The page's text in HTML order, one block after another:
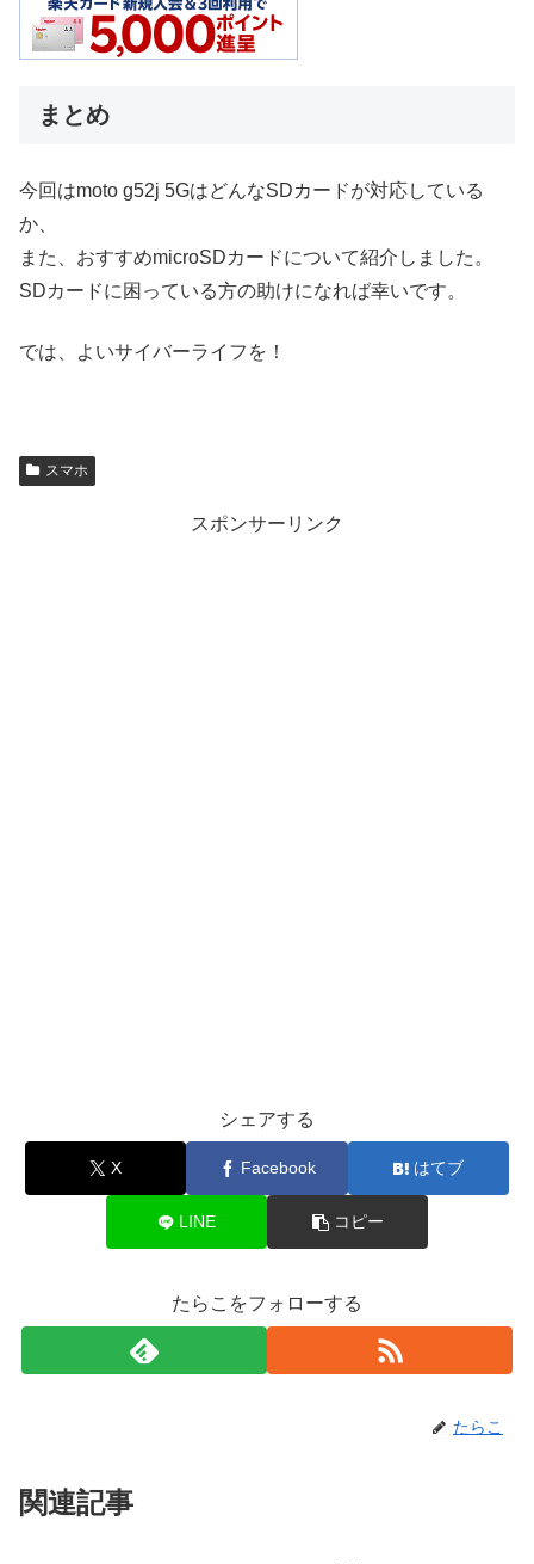
まとめ
今回はmoto g52j 5GはどんなSDカードが対応している
か、
また、おすすめmicroSDカードについて紹介しました。
SDカードに困っている方の助けになれば幸いです。
では、よいサイバーライフを！
スマホ
スポンサーリンク
シェアする
X Facebook はてブ
LINE コピー
たらこをフォローする
たらこ
関連記事